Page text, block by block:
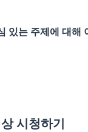
있는 주제에 대해
시청하기